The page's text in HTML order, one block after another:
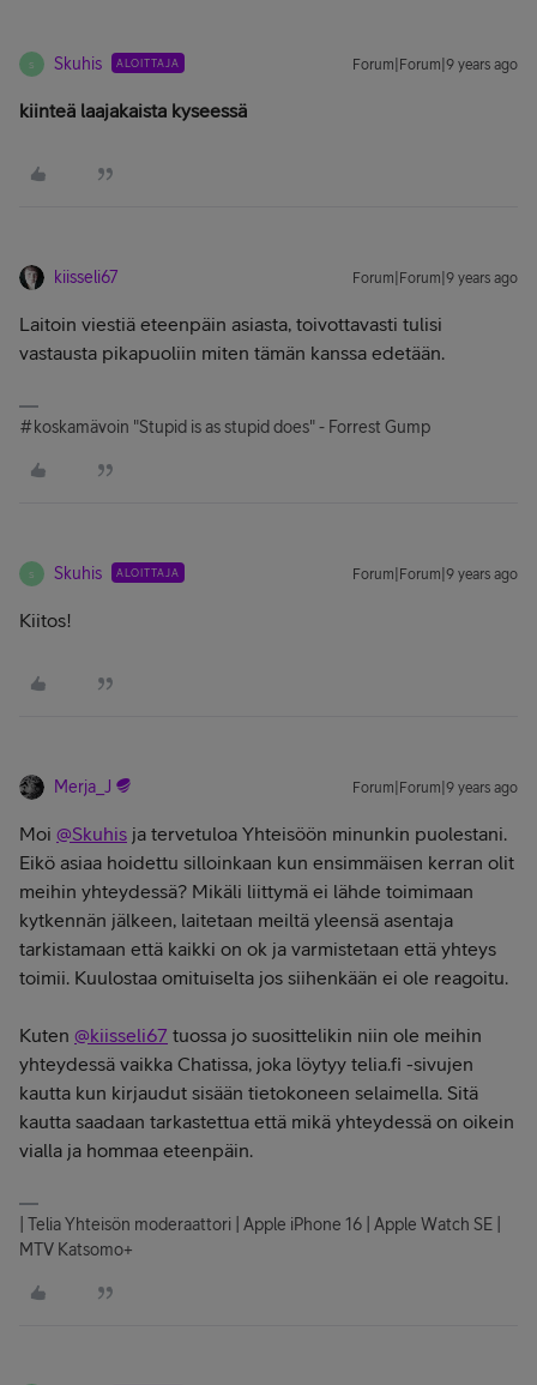
S Skuhis ALOITTAJA Forum|Forum|9 years ago
kiinteä laajakaista kyseessä
kiisseli67 Forum|Forum|9 years ago
Laitoin viestiä eteenpäin asiasta, toivottavasti tulisi
vastausta pikapuoliin miten tämän kanssa edetään.
#koskamävoin "Stupid is as stupid does" - Forrest Gump
S Skuhis ALOITTAJA Forum|Forum|9 years ago
Kiitos!
Merja_J Forum|Forum|9 years ago
Moi @Skuhis ja tervetuloa Yhteisöön minunkin puolestani.
Eikö asiaa hoidettu silloinkaan kun ensimmäisen kerran olit
meihin yhteydessä? Mikäli liittymä ei lähde toimimaan
kytkennän jälkeen, laitetaan meiltä yleensä asentaja
tarkistamaan että kaikki on ok ja varmistetaan että yhteys
toimii. Kuulostaa omituiselta jos siihenkään ei ole reagoitu.
Kuten @kiisseli67 tuossa jo suosittelikin niin ole meihin
yhteydessä vaikka Chatissa, joka löytyy telia.fi -sivujen
kautta kun kirjaudut sisään tietokoneen selaimella. Sitä
kautta saadaan tarkastettua että mikä yhteydessä on oikein
vialla ja hommaa eteenpäin.
| Telia Yhteisön moderaattori | Apple iPhone 16 | Apple Watch SE |
MTV Katsomo+